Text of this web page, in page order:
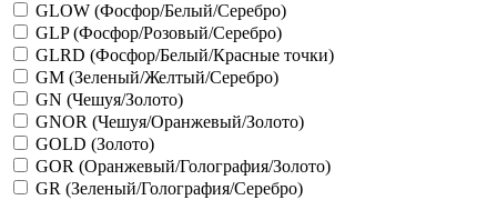
GLOW (Фосфор/Белый/Серебро)
GLP (Фосфор/Розовый/Серебро)
GLRD (Фосфор/Белый/Красные точки)
GM (Зеленый/Желтый/Серебро)
GN (Чешуя/Золото)
GNOR (Чешуя/Оранжевый/Золото)
GOLD (Золото)
GOR (Оранжевый/Голография/Золото)
GR (Зеленый/Голография/Серебро)